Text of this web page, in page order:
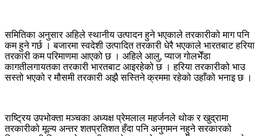
समितिका अनुसार अहिले स्थानीय उत्पादन हुने भएकाले तरकारीको माग पनि
कम हुने गर्छ । बजारमा स्वदेशी उत्पादित तरकारी धेरै भएकाले भारतबाट हरिया
तरकारी कम परिमाणमा आएको छ । अहिले आलु,प्याज गोलभेँडा
कागतीलगायतका तरकारी भारतबाट आइरहेको छ । हरिया तरकारीको भाउ
सस्तो भएको र मौसमी तरकारी अझै सस्तिने क्रममा रहेको उहाँको भनाइ छ ।
राष्ट्रिय उपभोक्ता मञ्चका अध्यक्ष प्रेमलाल महर्जनले थोक र खुद्रामा
तरकारीको मूल्य अन्तर शतप्रतिशत हँदा पनि अनुगमन नहुने सरकारको